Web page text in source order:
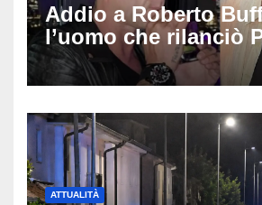
Addio a Roberto
l’uomo che rilanciò
e Villa delle Rose:
anni
ATTUALITÀ